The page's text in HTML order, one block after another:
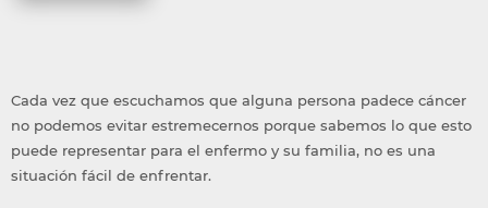
Cada vez que escuchamos que alguna persona padece cáncer
no podemos evitar estremecernos porque sabemos lo que esto
puede representar para el enfermo y su familia, no es una
situación fácil de enfrentar.